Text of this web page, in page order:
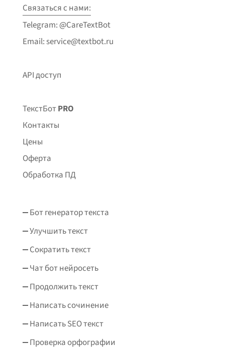
Связаться с нами:
Telegram: @CareTextBot
Email: service@textbot.ru
API доступ
ТекстБотPRO
Контакты
Цены
Оферта
Обработка ПД
Бот генератор текста
Улучшить текст
Сократить текст
Чат бот нейросеть
Продолжить текст
Написать сочинение
Написать SEO текст
Проверка орфографии